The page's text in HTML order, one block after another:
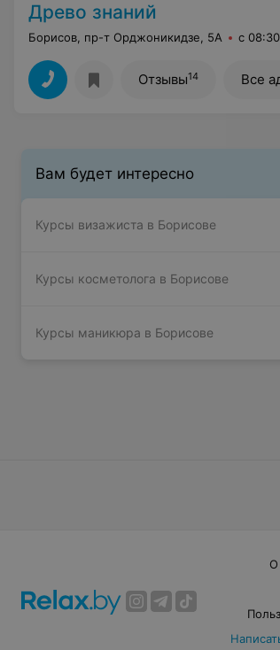
Древо знаний
Борисов, пр-т Орджоникидзе, 5А с 08:30
Отзывы14 Все
Вам будет интересно
Курсы визажиста в Борисове
Курсы косметолога в Борисове
Курсы маникюра в Борисове
О